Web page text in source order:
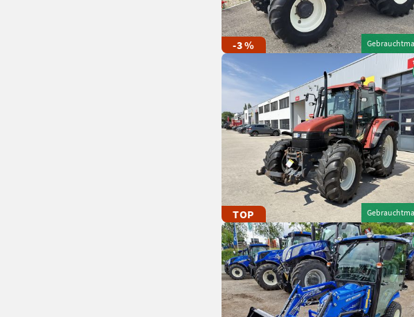
-3 %
TOP